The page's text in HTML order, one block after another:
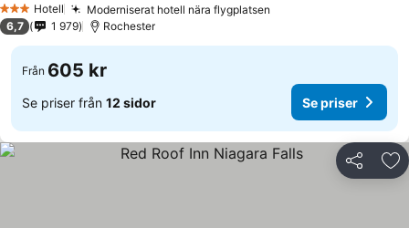
3 StjärnorHotell Moderniserat hotell nära flygplatsen
6,7 1 979 Rochester
Från 605 kr
Se priser från 12 sidor Se priser
Dela